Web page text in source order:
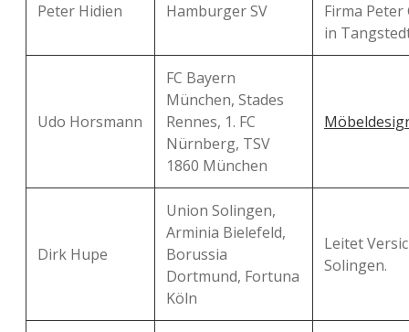
Peter Hidien Hamburger SV
Firma
in
Udo Horsmann
FC Bayern
München, Stades
Rennes, 1. FC
Nürnberg, TSV
1860 München
Dirk Hupe
Union Solingen,
Arminia Bielefeld,
Borussia
Dortmund, Fortuna
Köln
Leitet
Solingen.